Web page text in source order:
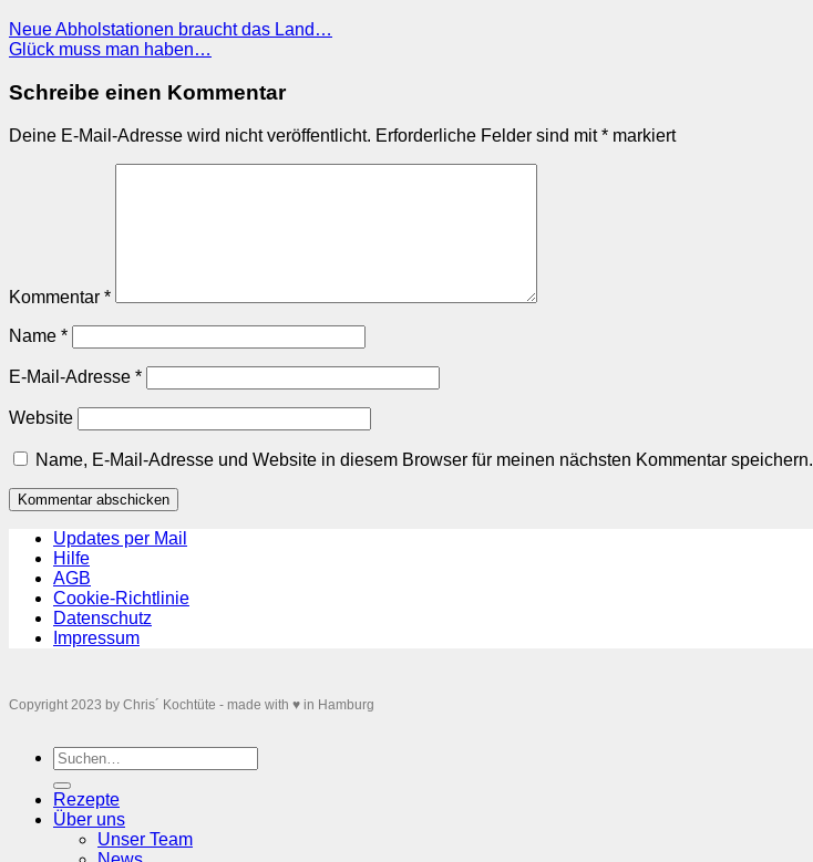
Neue Abholstationen braucht das Land…
Glück muss man haben…
Schreibe einen Kommentar
Deine E-Mail-Adresse wird nicht veröffentlicht. Erforderliche Felder sind mit* markiert
Kommentar *
Name *
E-Mail-Adresse *
Website
Name, E-Mail-Adresse und Website in diesem Browser für meinen nächsten Kommentar speichern.
Updates per Mail
Hilfe
AGB
Cookie-Richtlinie
Datenschutz
Impressum
Copyright 2023 by Chris´ Kochtüte - made with ♥ in Hamburg
Suchen
nach:
Rezepte
Über uns
Unser Team